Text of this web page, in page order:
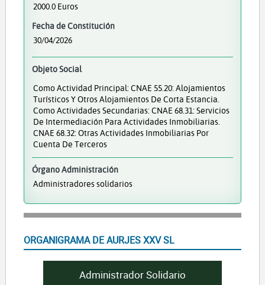
2000.0 Euros
Fecha de Constitución
30/04/2026
Objeto Social
Como Actividad Principal: CNAE 55.20: Alojamientos
Turísticos Y Otros Alojamientos De Corta Estancia.
Como Actividades Secundarias: CNAE 68.31: Servicios
De Intermediación Para Actividades Inmobiliarias.
CNAE 68.32: Otras Actividades Inmobiliarias Por
Cuenta De Terceros
Órgano Administración
Administradores solidarios
ORGANIGRAMA DE AURJES XXV SL
Administrador Solidario